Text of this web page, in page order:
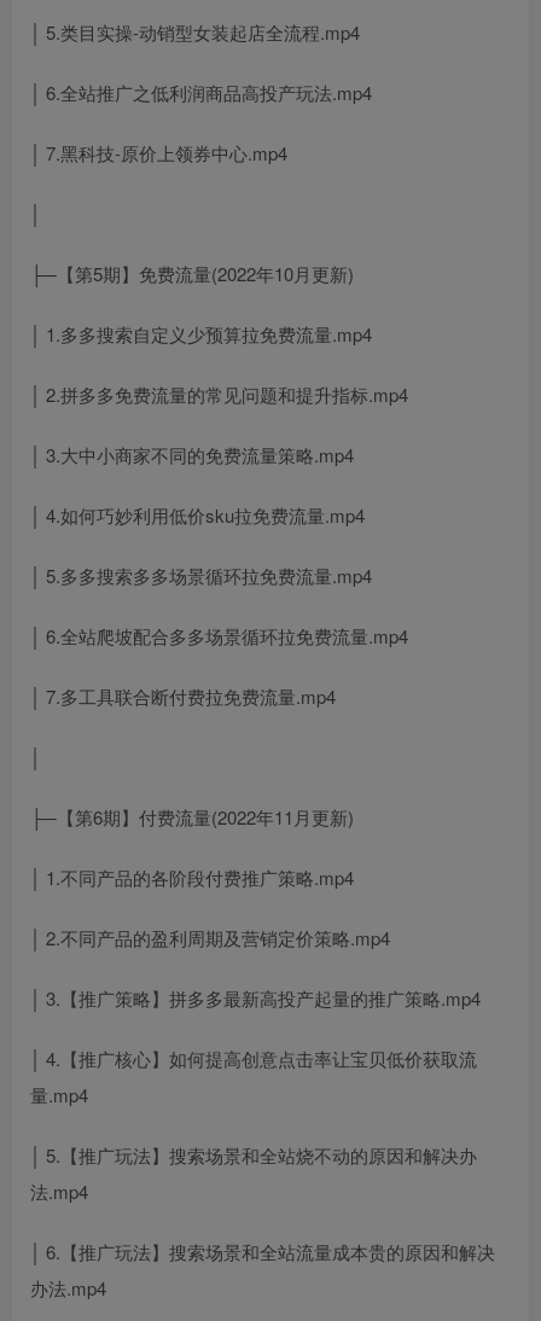
│ 5.类目实操-动销型女装起店全流程.mp4
│ 6.全站推广之低利润商品高投产玩法.mp4
│ 7.黑科技-原价上领券中心.mp4
│
├─【第5期】免费流量(2022年10月更新)
│ 1.多多搜索自定义少预算拉免费流量.mp4
│ 2.拼多多免费流量的常见问题和提升指标.mp4
│ 3.大中小商家不同的免费流量策略.mp4
│ 4.如何巧妙利用低价sku拉免费流量.mp4
│ 5.多多搜索多多场景循环拉免费流量.mp4
│ 6.全站爬坡配合多多场景循环拉免费流量.mp4
│ 7.多工具联合断付费拉免费流量.mp4
│
├─【第6期】付费流量(2022年11月更新)
│ 1.不同产品的各阶段付费推广策略.mp4
│ 2.不同产品的盈利周期及营销定价策略.mp4
│ 3.【推广策略】拼多多最新高投产起量的推广策略.mp4
│ 4.【推广核心】如何提高创意点击率让宝贝低价获取流
量.mp4
│ 5.【推广玩法】搜索场景和全站烧不动的原因和解决办
法.mp4
│ 6.【推广玩法】搜索场景和全站流量成本贵的原因和解决
办法.mp4